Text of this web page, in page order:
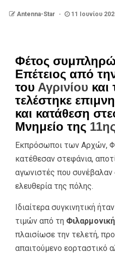
Antenna-Star 11 Ιουνίου
Φέτος
Επέτειος από
του Αγρινίου
τελέστηκε
και κατάθεση
Μνημείο της
Εκπρόσωποι των Αρχών,
κατέθεσαν στεφάνια,
αγωνιστές που συνέβαλαν
ελευθερία της πόλης.
Ιδιαίτερα συγκινητική
τιμών από τη Φιλαρμονική
πλαισίωσε την τελετή,
απαιτούμενο εορταστικό